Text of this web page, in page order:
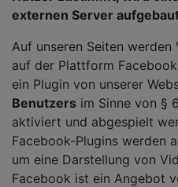
externen Server
Auf unseren Seiten
auf der Plattform
ein Plugin von unserer
Benutzers im Sinne von §
aktiviert und abgespielt
Facebook-Plugins werden
um eine Darstellung von
Facebook ist ein Angebot